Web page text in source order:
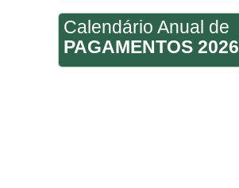
Calendário Anual de
PAGAMENTOS 2026